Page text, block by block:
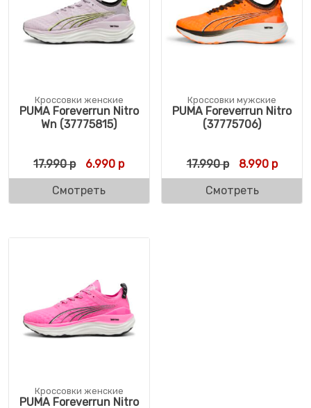
Кроссовки женские
PUMA Foreverrun Nitro
Wn (37775815)
17.990р Первоначальная цена составляла 17.990
6.990 рТекущая цена: 6.990 р.
Смотреть
Кроссовки мужские
PUMA Foreverrun Nitro
(37775706)
17.990р 8.990р
Смотреть
Кроссовки женские
PUMA Foreverrun Nitro